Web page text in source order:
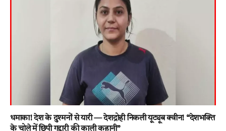
धमाका! देश के दुश्मनों से यारी — देशद्रोही निकली यूट्यूब क्वीन! “देशभक्ति
के चोले में छिपी गद्दारी की काली कहानी”